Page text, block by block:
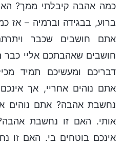
כמה אהבה קיבלתי ממך?
ברוע, בבגידה וברמיה – אז
אתם חושבים שכבר
חושבים שאהבתכם אליי
דבריכם ומעשיכם תמיד
אתם נוהים אחריי, אך
נחשבת אהבה? אתם נוהים
אותי. האם זו נחשבת
אינכם בוטחים בי. האם זו